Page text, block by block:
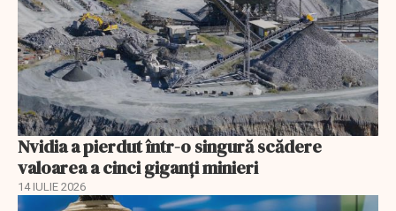
Nvidia a pierdut într-o singură scădere
valoarea a cinci giganți minieri
14 IULIE 2026